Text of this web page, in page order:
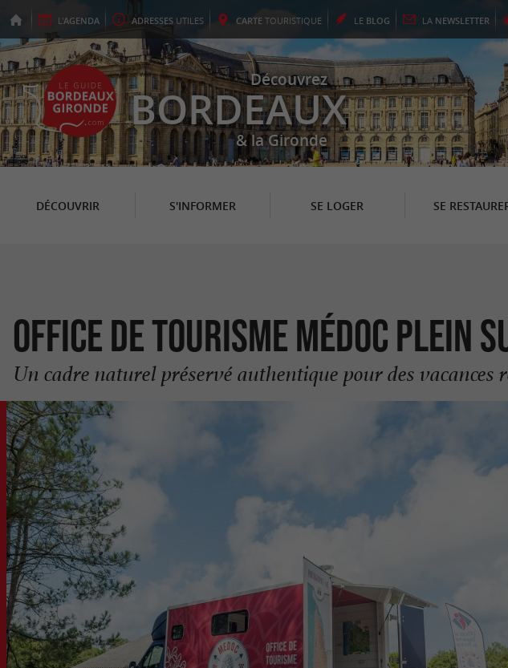
L'AGENDA ADRESSES UTILES CARTE TOURISTIQUE LE BLOG LA NEWSLETTER
Découvrez
BORDEAUX
& la Gironde
DÉCOUVRIR S'INFORMER SE LOGER SE
Office de Tourisme Médoc plein
Un cadre naturel préservé authentique pour des vacances